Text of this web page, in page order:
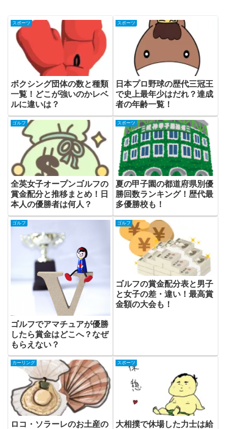
スポーツ
ボクシング団体の数と種類
一覧！どこが強いのかレベ
ルに違いは？
スポーツ
日本プロ野球の歴代三冠王
で史上最年少はだれ？達成
者の年齢一覧！
ゴルフ
全英女子オープンゴルフの
賞金配分と推移まとめ！日
本人の優勝者は何人？
スポーツ
夏の甲子園の都道府県別優
勝回数ランキング！歴代最
多優勝校も！
ゴルフ
ゴルフでアマチュアが優勝
したら賞金はどこへ？なぜ
もらえない？
ゴルフ
ゴルフの賞金配分表と男子
と女子の差・違い！最高賞
金額の大会も！
カーリング
ロコ・ソラーレのお土産の
スポーツ
大相撲で休場した力士は給